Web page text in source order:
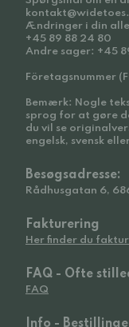
Ændringer i din
+45 89 88 24 80
Andre sager: +45
Företagsnummer
Bemærk: Nogle
sprog for at gøre
du vil se
engelsk, svensk
Besøgsadresse:
Rådhusgatan 6,
Fakturering
Her finder du
FAQ - Ofte
FAQ
Info -